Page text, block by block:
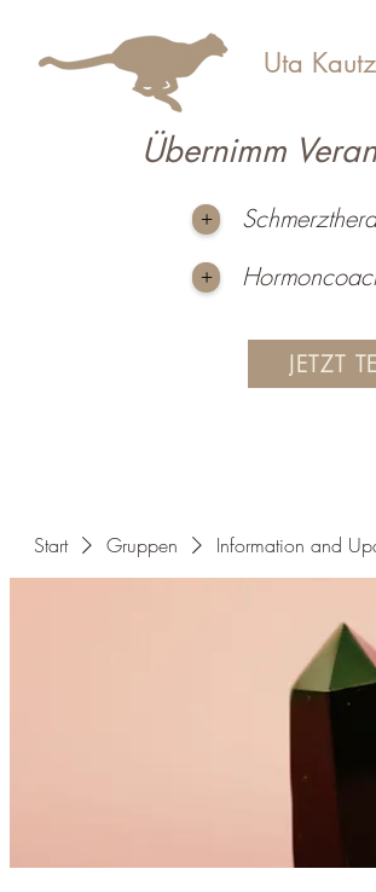
Uta
Übernimm
JETZT
+
+
Start Gruppen Information and